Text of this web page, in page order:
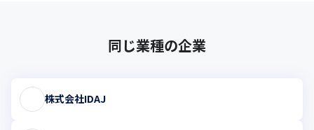
同じ業種の企業
株式会社IDAJ